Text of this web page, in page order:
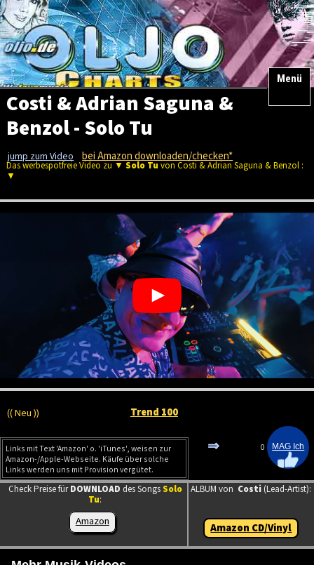
Menü
Costi & Adrian Saguna &
Benzol - Solo Tu
jump zum Video bei Amazon downloaden/checken*
Das werbespotfreie Video zu ▼ Solo Tu von Costi & Adrian Saguna & Benzol :
▼
(( Neu )) Trend 100
Links mit Text 'Amazon' o. 'iTunes', weisen zur
Amazon-/Apple-Webseite. Käufe über solche
Links werden uns mit Provision vergütet.
⇒ 0
Check Preise fürDOWNLOAD des Songs Solo
Tu:
Amazon
ALBUM von Costi (Lead-Artist):
Amazon CD/Vinyl